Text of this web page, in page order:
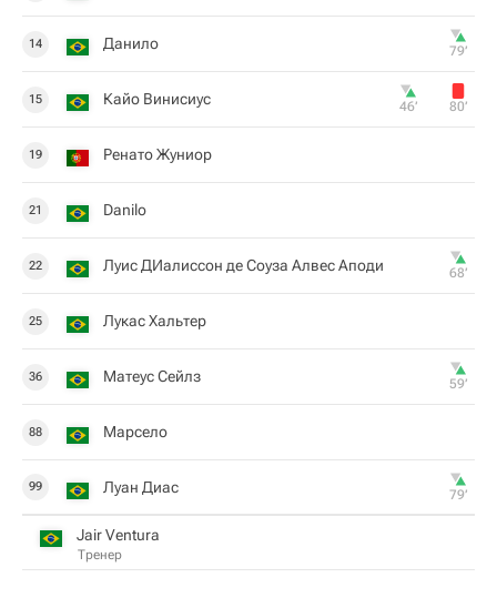
14 Данило 79‎’‎
15 Кайо Винисиус 46‎’‎ 80‎’‎
19 Ренато Жуниор
21 Danilo
22 Луис ДИалиссон де Соуза Алвес Аподи 68‎’‎
25 Лукас Хальтер
36 Матеус Сейлз 59‎’‎
88 Марсело
99 Луан Диас 79‎’‎
Jair Ventura
Тренер